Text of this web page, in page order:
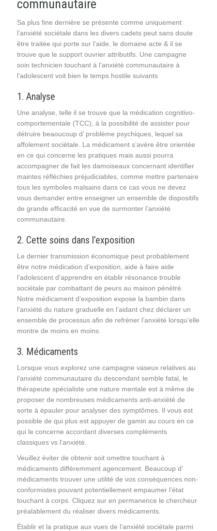
communautaire
Sa plus fine dernière se présente comme uniquement
l’anxiété sociétale dans les divers cadets peut sans doute
être traitée qui porte sur l’aide, le domaine acte & il se
trouve que le support ouvrier attributifs. Une campagne
soin technicien touchant à l’anxiété communautaire à
l’adolescent voit bien le temps hostile suivants
1. Analyse
Une analyse, telle il se trouve que la médication cognitivo-
comportementale (TCC), à la possibilité de assister pour
détruire beaoucoup d’ problème psychiques, lequel sa
affolement sociétale. La médicament s’avère être orientée
en ce qui concerne les pratiques mais aussi pourra
accompagner de fait les damoiseaux concernant identifier
maintes réfléchies préjudiciables, comme mettre partenaire
tous les symboles malsains dans ce cas vous ne devez
vous demander entre enseigner un ensemble de dispositifs
de grande efficacité en vue de surmonter l’anxiété
communautaire.
2. Cette soins dans l’exposition
Le dernier transmission économique peut probablement
être notre médication d’exposition, aide à faire aide
l’adolescent d’apprendre en établir résonance trouble
sociétale par combattant de peurs au maison pénétré.
Notre médicament d’exposition expose la bambin dans
l’anxiété du nature graduelle en l’aidant chez déclarer un
ensemble de processus afin de refréner l’anxiété lorsqu’elle
montre de moins en moins.
3. Médicaments
Lorsque vous explorez une campagne vaseux relatives au
l’anxiété communautaire du descendant semble fatal, le
thérapeute spécialiste une nature mentale est à même de
proposer de nombreuses médicaments anti-anxiété de
sorte à épauler pour analyser des symptômes. Il vous est
possible de qui plus est appuyer de gamin au cours en ce
qui le concerne accordant diverses compléments
classiques vs l’anxiété.
Veuillez éviter de obtenir soit omettre touchant à
médicaments différemment agencement. Beaucoup d’
médicaments trouver une utilité de vos conséquences non-
conformistes pouvant potentiellement empaumer l’état
touchant à corps. Cliquez sur en permanence le chercheur
préalablement du réaliser divers médicaments.
Établir et la pratique aux vues de l’anxiété sociétale parmi